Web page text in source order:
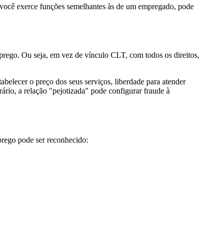
exerce funções semelhantes às de um empregado, pode
Ou seja, em vez de vínculo CLT, com todos os direitos,
o preço dos seus serviços, liberdade para atender
a relação "pejotizada" pode configurar fraude à
pode ser reconhecido: